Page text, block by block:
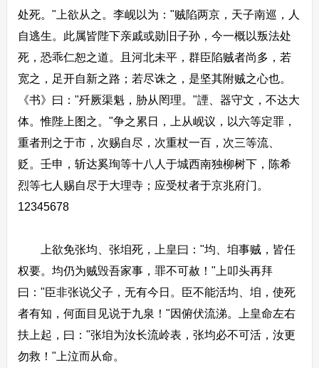
处死。"上欲从之。李岘以为："贼陷两京，天子南巡，人
自逃生。此属皆陛下亲戚或勋旧子孙，今一概以叛法处
死，恐乖仁恕之道。且河北未平，群臣陷贼者尚多，若
宽之，足开自新之路；若尽诛之，是坚其附贼之心也。
《书》曰："歼厥渠魁，胁从罔理。"諲、器守文，不达大
体。惟陛上图之。"争之累日，上从岘议，以六等定罪，
重者刑之于市，次赐自尽，次重杖一百，次三等流、
贬。壬申，斩达奚珣等十八人于城西南独柳树下，陈希
烈等七人赐自尽于大理寺；应受杖者于京兆府门。
12345678
上欲免张均、张垍死，上皇曰："均、垍事贼，皆任
权要。均仍为贼毁吾家事，罪不可赦！"上叩头再拜
曰："臣非张说父子，无有今日。臣不能活均、垍，使死
者有知，何面目见说于九泉！"因俯伏流涕。上皇命左右
扶上起，曰："张垍为汝长流岭表，张均必不可活，汝更
勿救！"上泣而从命。